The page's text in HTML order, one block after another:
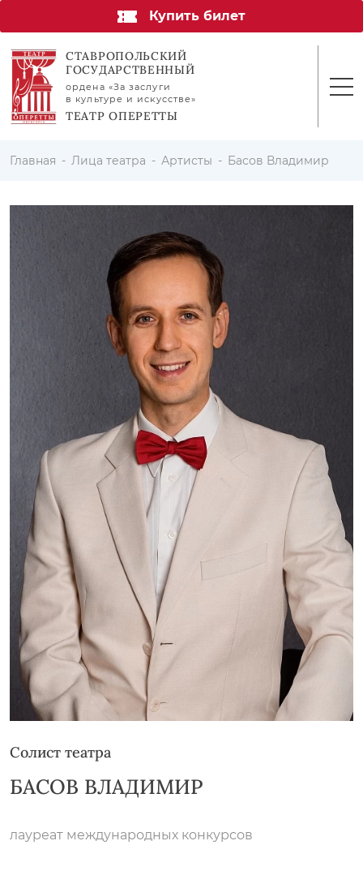
Купить билет
СТАВРОПОЛЬСКИЙ
ГОСУДАРСТВЕННЫЙ
ордена «За заслуги
в культуре и искусстве»
ТЕАТР ОПЕРЕТТЫ
Главная Лица театра Артисты Басов Владимир
Солист театра
БАСОВ ВЛАДИМИР
лауреат международных конкурсов